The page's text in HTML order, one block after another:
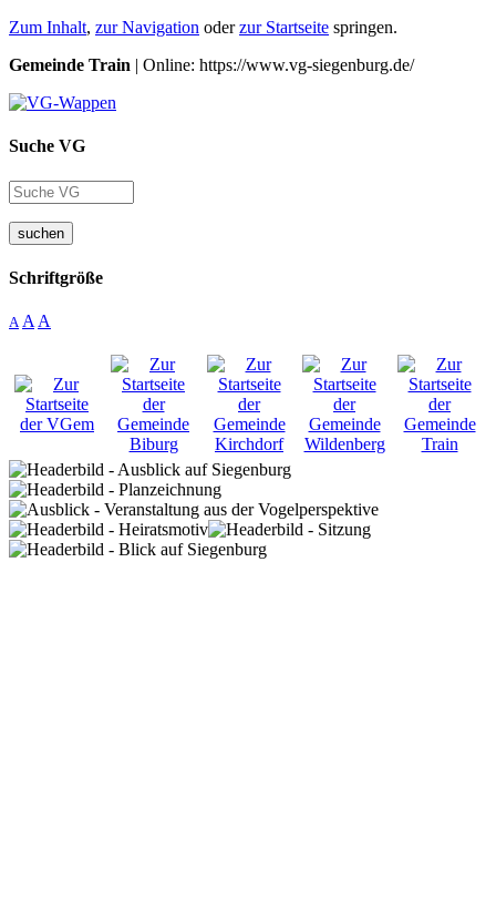
Zum Inhalt, zur Navigation oderzur Startseite springen.
Gemeinde Train | Online: https://www.vg-siegenburg.de/
Suche VG
suchen
Schriftgröße
A A A